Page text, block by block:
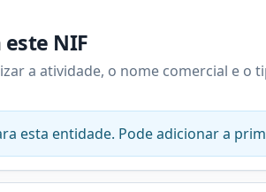
NIF
a atividade, o nome comercial e o
esta entidade. Pode adicionar a